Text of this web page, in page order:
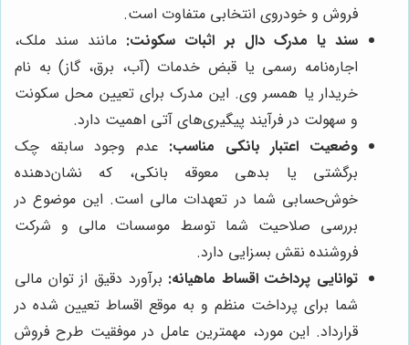
فروش و خودروی انتخابی متفاوت است.
سند یا مدرک دال بر اثبات سکونت: مانند سند ملک،
اجاره‌نامه رسمی یا قبض خدمات (آب، برق، گاز) به نام
خریدار یا همسر وی. این مدرک برای تعیین محل سکونت
و سهولت در فرآیند پیگیری‌های آتی اهمیت دارد.
وضعیت اعتبار بانکی مناسب: عدم وجود سابقه چک
برگشتی یا بدهی معوقه بانکی، که نشان‌دهنده
خوش‌حسابی شما در تعهدات مالی است. این موضوع در
بررسی صلاحیت شما توسط موسسات مالی و شرکت
فروشنده نقش بسزایی دارد.
توانایی پرداخت اقساط ماهیانه: برآورد دقیق از توان مالی
شما برای پرداخت منظم و به موقع اقساط تعیین شده در
قرارداد. این مورد، مهمترین عامل در موفقیت طرح فروش